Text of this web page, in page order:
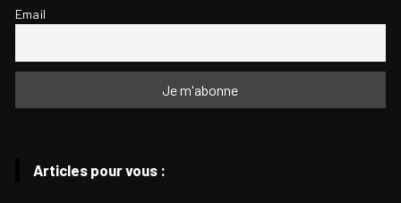
Email
Articles pour vous :